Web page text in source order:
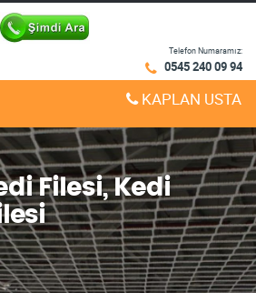
Telefon Numaramız:
0545 240 09 94
KAPLAN USTA
Filesi, Kedi